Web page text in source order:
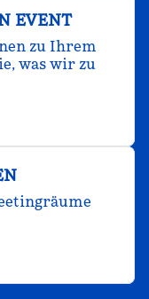
EVENT
zu Ihrem
was wir zu